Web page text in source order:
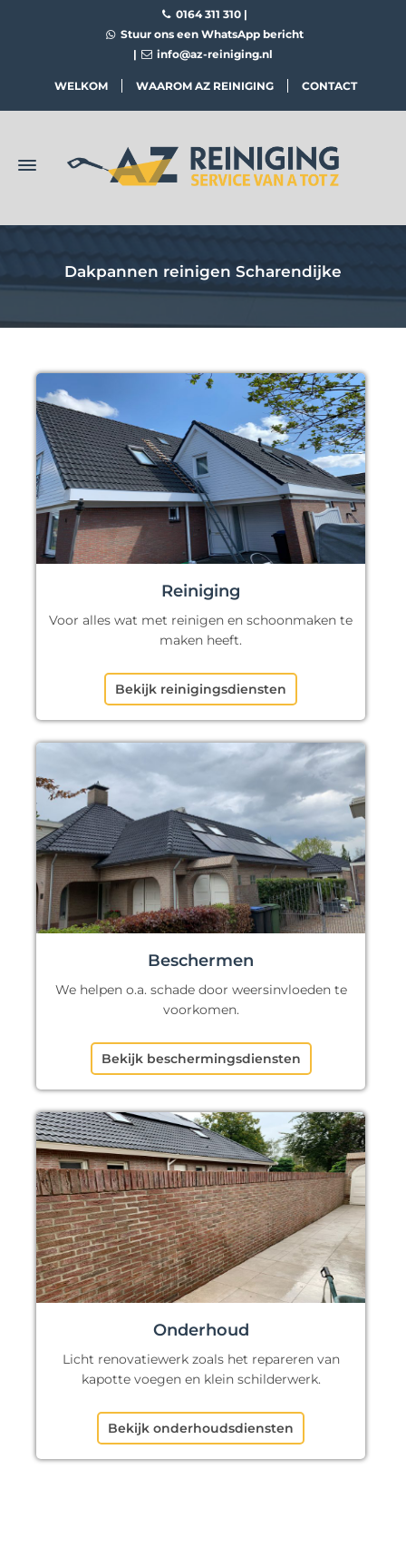
0164 311 310 |
Stuur ons een WhatsApp bericht
|
info@az-reiniging.nl
WELKOM WAAROM AZ REINIGING CONTACT
Dakpannen reinigen Scharendijke
Reiniging
Voor alles wat met reinigen en schoonmaken te
maken heeft.
Bekijk reinigingsdiensten
Beschermen
We helpen o.a. schade door weersinvloeden te
voorkomen.
Bekijk beschermingsdiensten
Onderhoud
Licht renovatiewerk zoals het repareren van
kapotte voegen en klein schilderwerk.
Bekijk onderhoudsdiensten